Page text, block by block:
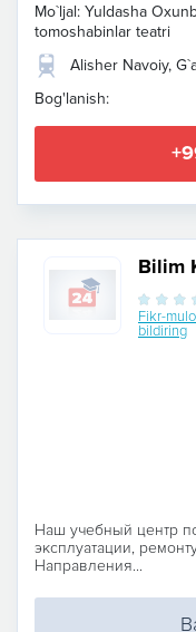
Mo`ljal: Yuldasha
tomoshabinlar teatri
Alisher Navoiy,
Bog'lanish:
Bilim
Fikr-
bildiring
Наш учебный центр
эксплуатации,
Направления...